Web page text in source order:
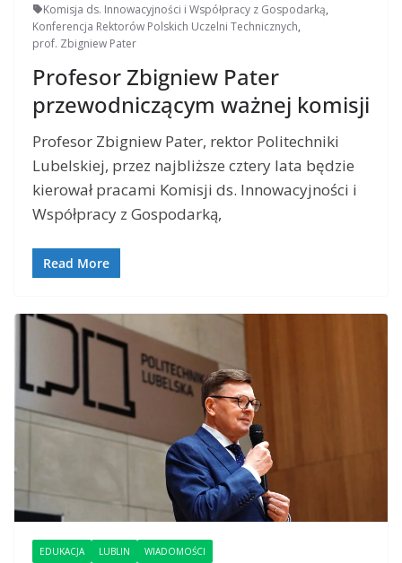
Komisja ds. Innowacyjności i Współpracy z Gospodarką,
Konferencja Rektorów Polskich Uczelni Technicznych,
prof. Zbigniew Pater
Profesor Zbigniew Pater
przewodniczącym ważnej komisji
Profesor Zbigniew Pater, rektor Politechniki
Lubelskiej, przez najbliższe cztery lata będzie
kierował pracami Komisji ds. Innowacyjności i
Współpracy z Gospodarką,
Read More
EDUKACJA LUBLIN WIADOMOŚCI